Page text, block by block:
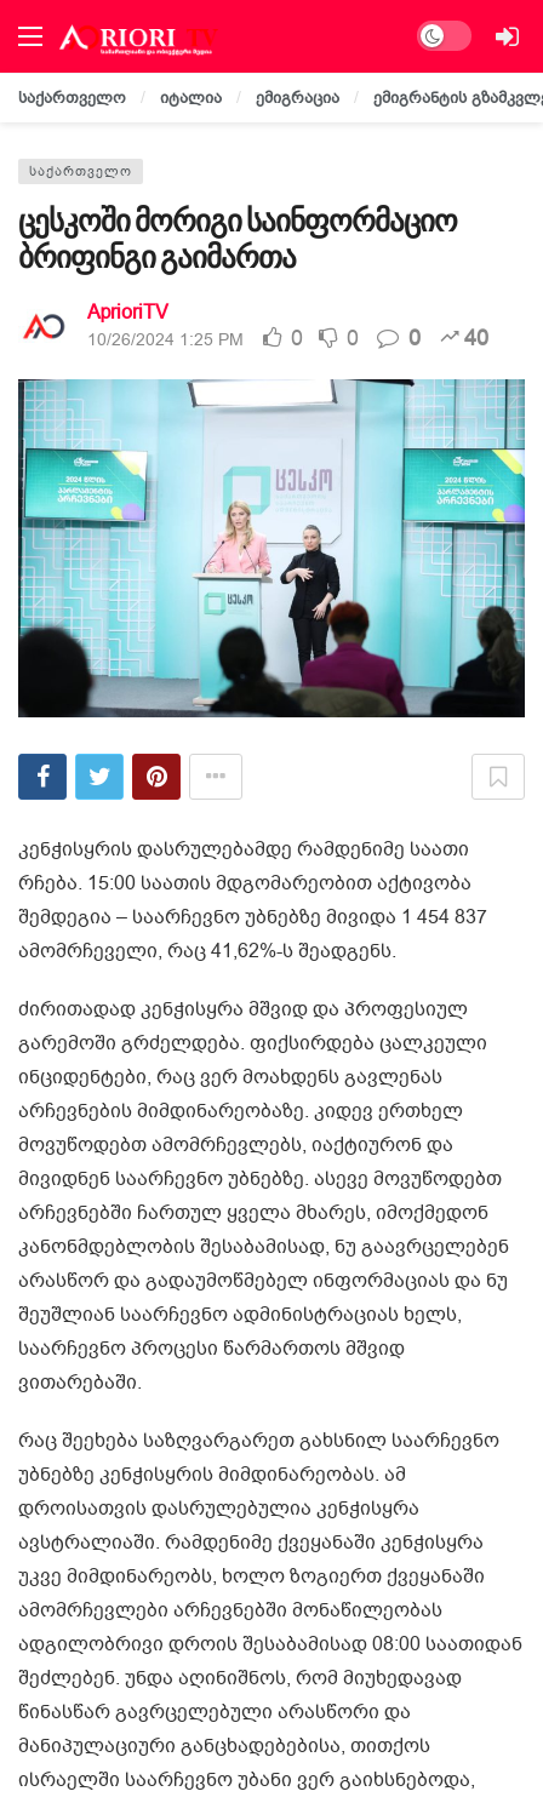
Dark mode
საქართველო იტალია ემიგრაცია ემიგრანტის
ᲡᲐᲥᲐᲠᲗᲕᲔᲚᲝ
ცესკოში მორიგი საინფორმაციო
ბრიფინგი გაიმართა
AprioriTV
10/26/2024 1:25 PM 0 0 0 40
კენჭისყრის დასრულებამდე რამდენიმე საათი
რჩება. 15:00 საათის მდგომარეობით აქტივობა
შემდეგია – საარჩევნო უბნებზე მივიდა 1 454 837
ამომრჩეველი, რაც 41,62%-ს შეადგენს.
ძირითადად კენჭისყრა მშვიდ და პროფესიულ
გარემოში გრძელდება. ფიქსირდება ცალკეული
ინციდენტები, რაც ვერ მოახდენს გავლენას
არჩევნების მიმდინარეობაზე. კიდევ ერთხელ
მოვუწოდებთ ამომრჩევლებს, იაქტიურონ და
მივიდნენ საარჩევნო უბნებზე. ასევე მოვუწოდებთ
არჩევნებში ჩართულ ყველა მხარეს, იმოქმედონ
კანონმდებლობის შესაბამისად, ნუ გაავრცელებენ
არასწორ და გადაუმოწმებელ ინფორმაციას და ნუ
შეუშლიან საარჩევნო ადმინისტრაციას ხელს,
საარჩევნო პროცესი წარმართოს მშვიდ
ვითარებაში.
რაც შეეხება საზღვარგარეთ გახსნილ საარჩევნო
უბნებზე კენჭისყრის მიმდინარეობას. ამ
დროისათვის დასრულებულია კენჭისყრა
ავსტრალიაში. რამდენიმე ქვეყანაში კენჭისყრა
უკვე მიმდინარეობს, ხოლო ზოგიერთ ქვეყანაში
ამომრჩევლები არჩევნებში მონაწილეობას
ადგილობრივი დროის შესაბამისად 08:00 საათიდან
შეძლებენ. უნდა აღინიშნოს, რომ მიუხედავად
წინასწარ გავრცელებული არასწორი და
მანიპულაციური განცხადებებისა, თითქოს
ისრაელში საარჩევნო უბანი ვერ გაიხსნებოდა,